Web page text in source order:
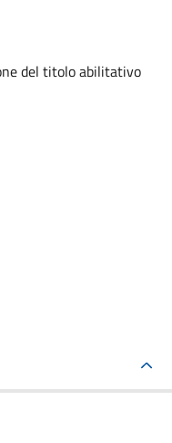
del titolo abilitativo